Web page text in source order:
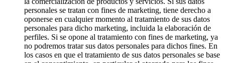
personales se tratan con fines de marketing, tiene derecho a
oponerse en cualquier momento al tratamiento de sus datos
personales para dicho marketing, incluida la elaboración de
perfiles. Si se opone al tratamiento con fines de marketing, ya
no podremos tratar sus datos personales para dichos fines. En
los casos en que el tratamiento de sus datos personales se base